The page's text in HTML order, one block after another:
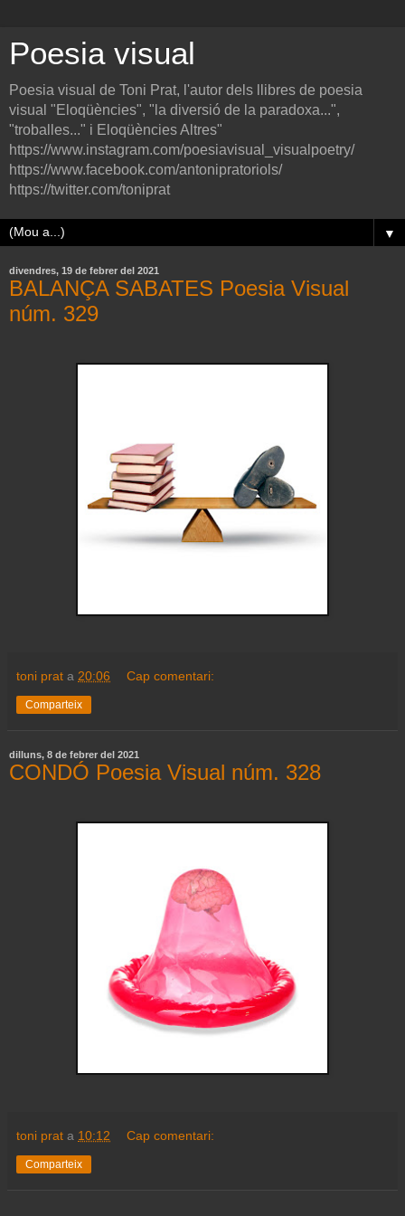
Poesia visual
Poesia visual de Toni Prat, l'autor dels llibres de poesia
visual "Eloqüències", "la diversió de la paradoxa...",
"troballes..." i Eloqüències Altres"
https://www.instagram.com/poesiavisual_visualpoetry/
https://www.facebook.com/antonipratoriols/
https://twitter.com/toniprat
▼
divendres, 19 de febrer del 2021
BALANÇA SABATES Poesia Visual
núm. 329
toni prat a 20:06 Cap comentari:
Comparteix
dilluns, 8 de febrer del 2021
CONDÓ Poesia Visual núm. 328
toni prat a 10:12 Cap comentari:
Comparteix